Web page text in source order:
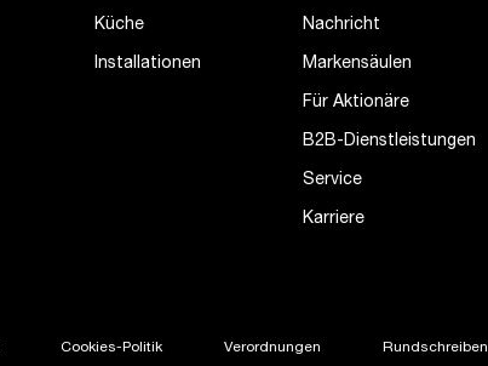
Küche
Installationen
Nachricht
Markensäulen
Für Aktionäre
B2B-Dienstleistungen
Service
Karriere
Cookies-Politik Verordnungen Rundschreiben